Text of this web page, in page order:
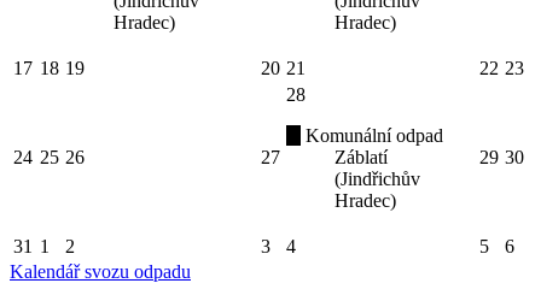
Hradec)
Hradec)
17 18 19 20 21 22 23
24 25 26 27
28
Komunální odpad
Záblatí
(Jindřichův
Hradec)
29 30
31 1 2 3 4 5
6
Kalendář svozu odpadu